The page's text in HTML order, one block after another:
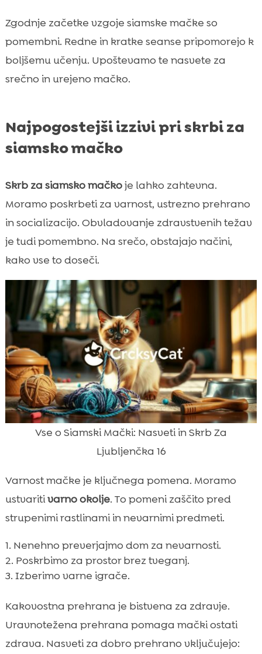
Zgodnje začetke vzgoje siamske mačke so
pomembni. Redne in kratke seanse pripomorejo k
boljšemu učenju. Upoštevamo te nasvete za
srečno in urejeno mačko.
Najpogostejši izzivi pri skrbi za
siamsko mačko
Skrb za siamsko mačkoje lahko zahtevna.
Moramo poskrbeti za varnost, ustrezno prehrano
in socializacijo. Obvladovanje zdravstvenih težav
je tudi pomembno. Na srečo, obstajajo načini,
kako vse to doseči.
Vse o Siamski Mački: Nasveti in Skrb Za
Ljubljenčka 16
Varnost mačke je ključnega pomena. Moramo
ustvaritivarno okolje. To pomeni zaščito pred
strupenimi rastlinami in nevarnimi predmeti.
Nenehno preverjajmo dom za nevarnosti.
Poskrbimo za prostor brez tveganj.
Izberimo varne igrače.
Kakovostna prehrana je bistvena za zdravje.
Uravnotežena prehrana pomaga mački ostati
zdrava. Nasveti za dobro prehrano vključujejo: